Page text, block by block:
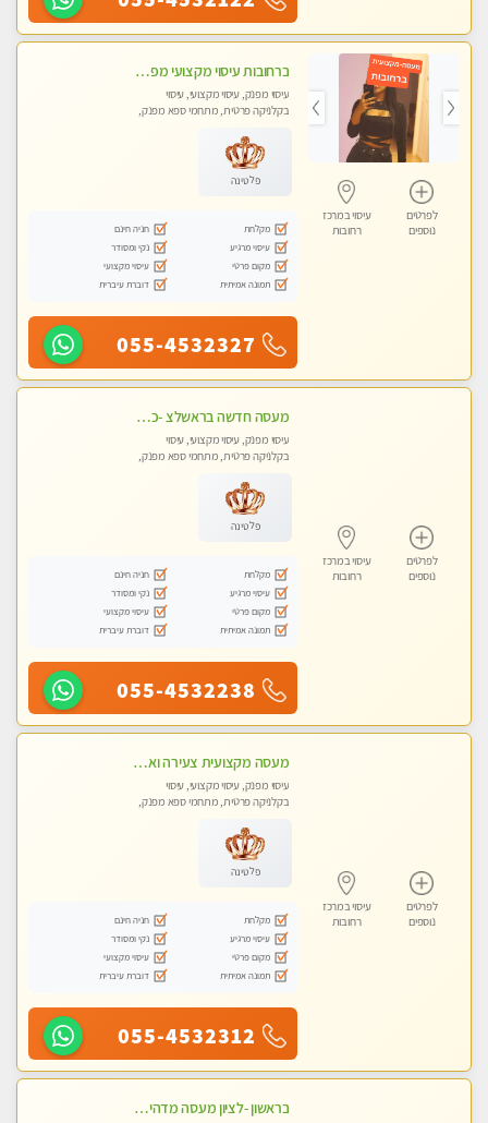
לפרטים
נוספים
עיסוי במרכז
רחובות
ברחובות עיסוי מקצועי מפנק וכול סוגי העיסויים רמה גבוהה! ללא מין !
עיסוי מפנק, עיסוי מקצועי, עיסוי
בקלניקה פרטית, מתחמי ספא מפנק,
פלטינה
מקלחת
חניה חינם
עיסוי מרגיע
נקי ומסודר
מקום פרטי
עיסוי מקצועי
תמונה אמיתית
דוברת עיברית
055-4532327
לפרטים
נוספים
עיסוי במרכז
רחובות
מעסה חדשה בראשלצ -כל סוגי העיסויים מעסה מקצועית ואיכותית פרטי!!!מומלץ לחלוטין!!
עיסוי מפנק, עיסוי מקצועי, עיסוי
בקלניקה פרטית, מתחמי ספא מפנק,
פלטינה
מקלחת
חניה חינם
עיסוי מרגיע
נקי ומסודר
מקום פרטי
עיסוי מקצועי
תמונה אמיתית
דוברת עיברית
055-4532238
לפרטים
נוספים
עיסוי במרכז
רחובות
מעסה מקצועית צעירה ואיכותית פרטי!!! מ 10:00 בבוקר עד 18:00 בערב.
עיסוי מפנק, עיסוי מקצועי, עיסוי
בקלניקה פרטית, מתחמי ספא מפנק,
פלטינה
מקלחת
חניה חינם
עיסוי מרגיע
נקי ומסודר
מקום פרטי
עיסוי מקצועי
תמונה אמיתית
דוברת עיברית
055-4532312
בראשון -לציון מעסה מדהימה ביותר בתל אביב ומומלץ לחלוטין! פרטי! ​​​​​​ Highly recommended